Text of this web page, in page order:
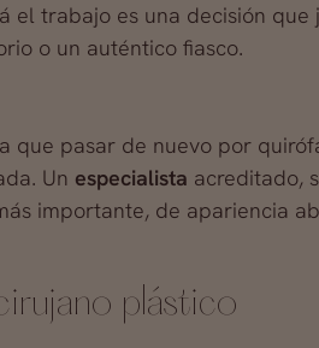
el trabajo es una decisión
o un auténtico fiasco.
que pasar de nuevo por
Un especialista acreditado,
importante, de apariencia
plástico